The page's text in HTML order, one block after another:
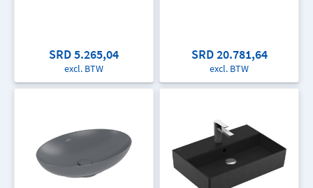
SRD 5.265,04
excl. BTW
SRD 20.781,64
excl. BTW